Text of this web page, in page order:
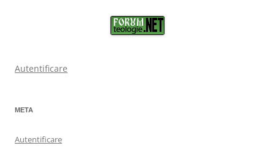
Autentificare
META
Autentificare